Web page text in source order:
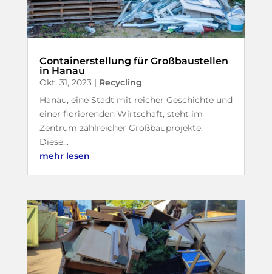
Containerstellung für Großbaustellen
in Hanau
Okt. 31, 2023| Recycling
Hanau, eine Stadt mit reicher Geschichte und
einer florierenden Wirtschaft, steht im
Zentrum zahlreicher Großbauprojekte.
Diese...
mehr lesen